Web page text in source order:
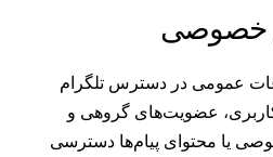
در دسترس تلگرام
عضویت‌های گروهی و
محتوای پیام‌ها دسترسی